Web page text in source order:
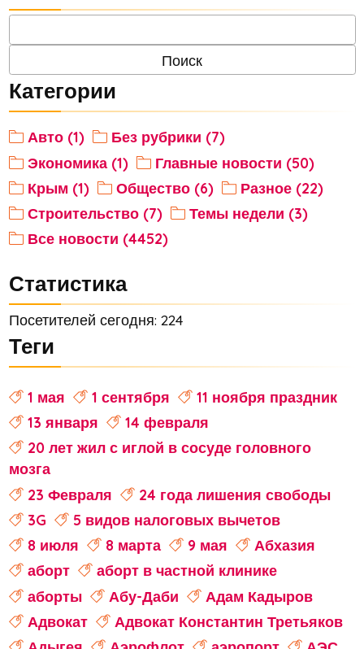
Категории
Авто (1)
Без рубрики (7)
Экономика (1)
Главные новости (50)
Крым (1)
Общество (6)
Разное (22)
Строительство (7)
Темы недели (3)
Все новости (4452)
Статистика
Посетителей сегодня: 224
Теги
1 мая 1 сентября
11 ноября праздник
13 января
14 февраля
20 лет жил с иглой в сосуде головного
мозга
23 Февраля
24 года лишения свободы
3G
5 видов налоговых вычетов
8 июля
8 марта 9 мая
Абхазия
аборт
аборт в частной клинике
аборты
Абу-Даби
Адам Кадыров
Адвокат
Адвокат Константин Третьяков